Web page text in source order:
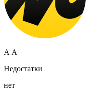
А А
Недостатки
нет